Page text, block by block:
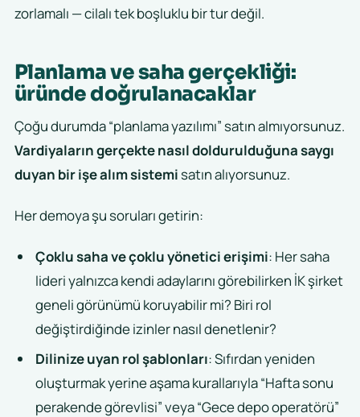
zorlamalı — cilalı tek boşluklu bir tur değil.
Planlama ve saha gerçekliği:
üründe doğrulanacaklar
Çoğu durumda “planlama yazılımı” satın almıyorsunuz.
Vardiyaların gerçekte nasıl doldurulduğuna saygı
duyan bir işe alım sistemisatın alıyorsunuz.
Her demoya şu soruları getirin:
Çoklu saha ve çoklu yönetici erişimi: Her saha
lideri yalnızca kendi adaylarını görebilirken İK şirket
geneli görünümü koruyabilir mi? Biri rol
değiştirdiğinde izinler nasıl denetlenir?
Dilinize uyan rol şablonları: Sıfırdan yeniden
oluşturmak yerine aşama kurallarıyla “Hafta sonu
perakende görevlisi” veya “Gece depo operatörü”